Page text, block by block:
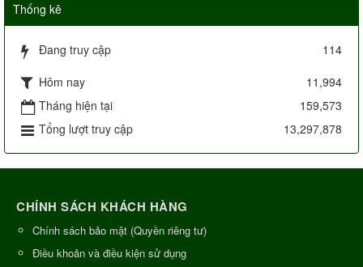
Thống kê
Đang truy cập
114
Hôm nay
11,994
Tháng hiện tại
159,573
Tổng lượt truy cập
13,297,878
CHÍNH SÁCH KHÁCH HÀNG
Chính sách bảo mật (Quyền riêng tư)
Điều khoản và điều kiện sử dụng